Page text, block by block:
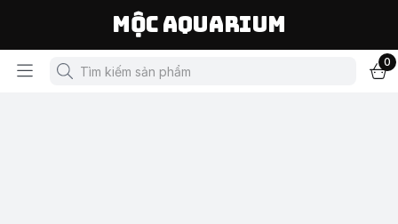
Mộc Aquarium
0